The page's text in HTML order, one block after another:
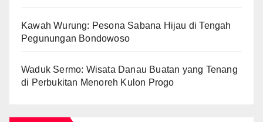
Kawah Wurung: Pesona Sabana Hijau di Tengah
Pegunungan Bondowoso
Waduk Sermo: Wisata Danau Buatan yang Tenang
di Perbukitan Menoreh Kulon Progo